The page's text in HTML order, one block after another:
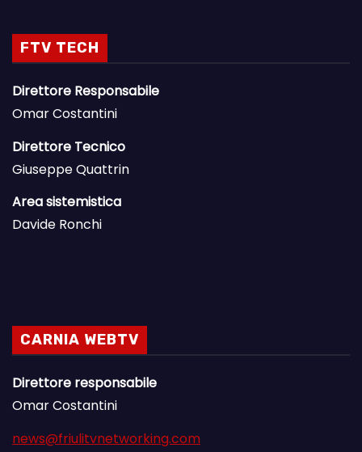
FTV TECH
Direttore Responsabile
Omar Costantini
Direttore Tecnico
Giuseppe Quattrin
Area sistemistica
Davide Ronchi
CARNIA WEBTV
Direttore responsabile
Omar Costantini
news@friulitvnetworking.com